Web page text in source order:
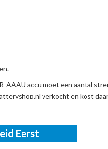
AAAU accu moet een aantal
verkocht en kost
Eerst